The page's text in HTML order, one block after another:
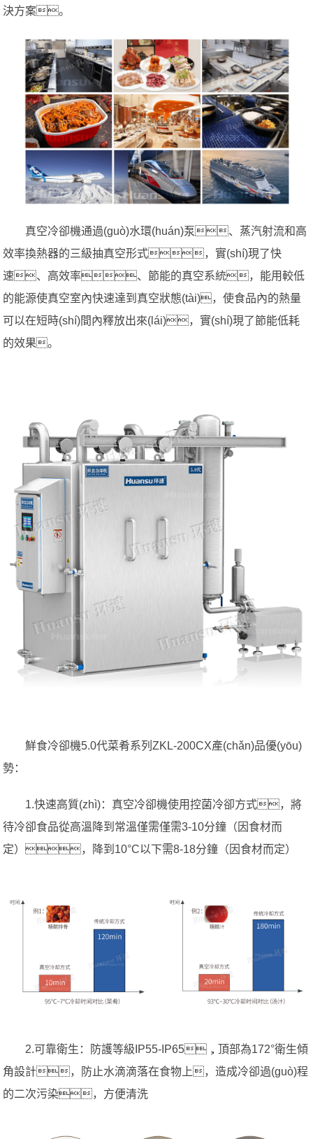
決方案。
真空冷卻機通過(guò)水環(huán)泵、蒸汽射流和高
效率換熱器的三級抽真空形式，實(shí)現了快
速、高效率、節能的真空系統，能用較低
的能源使真空室內快速達到真空狀態(tài)，使食品內的熱量
可以在短時(shí)間內釋放出來(lái)，實(shí)現了節能低耗
的效果。
鮮食冷卻機5.0代菜肴系列ZKL-200CX產(chǎn)品優(yōu)
勢：
1.快速高質(zhì)：真空冷卻機使用控菌冷卻方式，將
待冷卻食品從高溫降到常溫僅需僅需3-10分鐘（因食材而
定），降到10°C以下需8-18分鐘（因食材而定）
2.可靠衛生：防護等級IP55-IP65，頂部為172°衛生傾
角設計，防止水滴滴落在食物上，造成冷卻過(guò)程
的二次污染，方便清洗